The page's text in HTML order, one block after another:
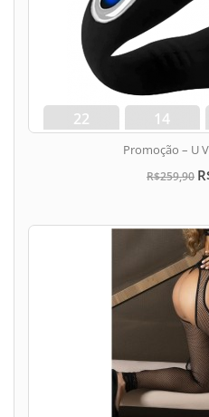
22
dias
14
hora
Promoção – U
R$259,90